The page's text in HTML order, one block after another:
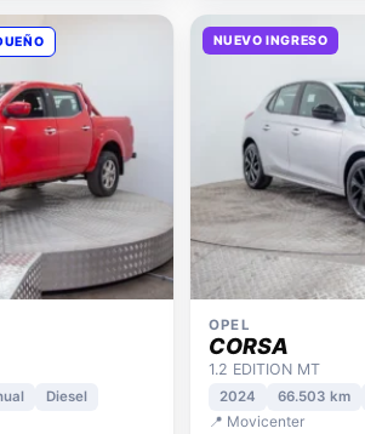
OPEL
CORSA
1.2 EDITION MT
2024 66.503 km